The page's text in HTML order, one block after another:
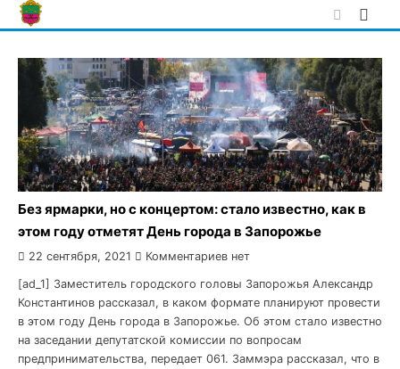
Skip
to
Без ярмарки, но с концертом: стало известно, как в
этом году отметят День города в Запорожье
22 сентября, 2021 Комментариев нет
[ad_1] Заместитель городского головы Запорожья Александр
Константинов рассказал, в каком формате планируют провести
в этом году День города в Запорожье. Об этом стало известно
на заседании депутатской комиссии по вопросам
предпринимательства, передает 061. Заммэра рассказал, что в